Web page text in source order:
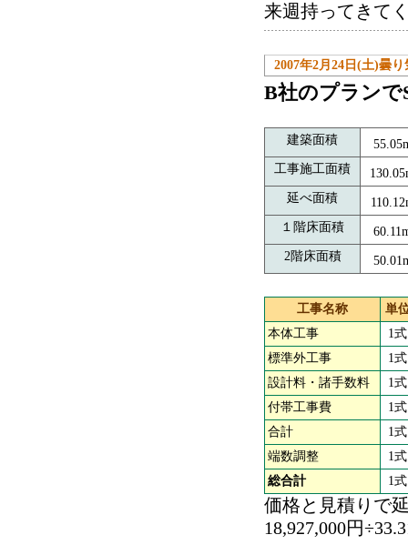
来週持ってきて
2007年2月24日(土)曇
B社のプランで
建築面積
工事施工面積
延べ面積
１階床面積
2階床面積
工事名称
単
本体工事
1式
標準外工事
1式
設計料・諸手数料
1式
付帯工事費
1式
合計
1式
端数調整
1式
総合計
1式
価格と見積りで
18,927,000円